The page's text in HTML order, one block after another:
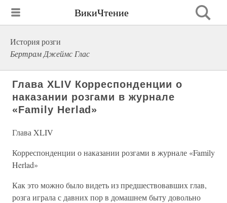
ВикиЧтение
История розги
Бертрам Джеймс Глас
Глава XLIV Корреспонденции о
наказании розгами в журнале
«Family Herlad»
Глава XLIV
Корреспонденции о наказании розгами в журнале «Family
Herlad»
Как это можно было видеть из предшествовавших глав,
розга играла с давних пор в домашнем быту довольно